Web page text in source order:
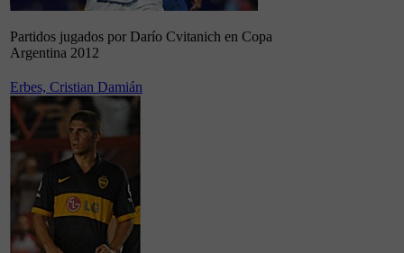
Partidos jugados por Darío Cvitanich en Copa
Argentina 2012
Erbes, Cristian Damián